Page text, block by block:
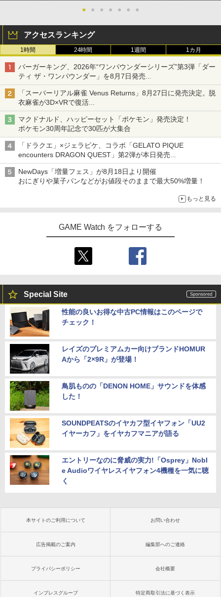
● ● ● ● ● ● ●
アクセスランキング
1時間 24時間 1週間 1カ月
バーガーキング、2026年“ワンパウンダーシリーズ”第3弾「ダー
ティ ザ・ワンパウンダー」を8月7日発売
「特製ガーリックマヨソース」を使用した超大型チーズバーガー
「スーパーリアル麻雀 Venus Returns」8月27日に発売決定。脱
衣麻雀が3D×VRで復活
発売から2週間は20%オフになるセールが実施
マクドナルド、ハッピーセット「ポケモン」発売決定！
ポケモン30周年記念で30匹が大集合
「ドラクエ」×ジェラピケ、コラボ「GELATO PIQUE
encounters DRAGON QUEST」第2弾が本日発売
アイスカップに入ったスライムやわたぼう、ベビーサタンなどが
オリジナルアートで登場
NewDays「増量フェス」が8月18日より開催
おにぎりや菓子パンなどがお値段そのままで最大50%増量！
もっと見る
GAME Watch をフォローする
Special Site
性能の良いお得な中古PC情報はこのページで
チェック！
レイズのプレミアムカー向けブランドHOMUR
Aから「2×9R」が登場！
鳥肌ものの「DENON HOME」サウンドを体感
した！
SOUNDPEATSのイヤカフ型イヤフォン「UU2
イヤーカフ」をイヤカフマニアが語る
エントリーなのに脅威の実力!「Osprey」Nobl
e Audioワイヤレスイヤフォン4機種を一気に聴
く
本サイトのご利用について お問い合わせ
広告掲載のご案内 編集部へのご連絡
プライバシーポリシー 会社概要
インプレスグループ 特定商取引法に基づく表示